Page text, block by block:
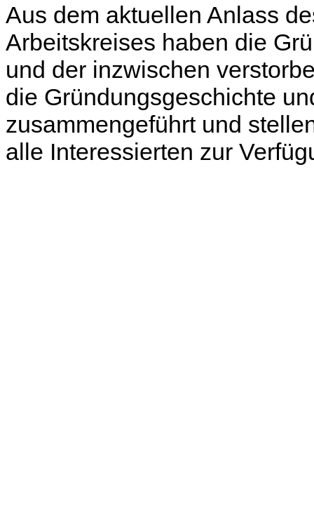
Aus dem aktuellen Anlass
Arbeitskreises haben die
und der inzwischen
die Gründungsgeschichte
zusammengeführt und
alle Interessierten zur